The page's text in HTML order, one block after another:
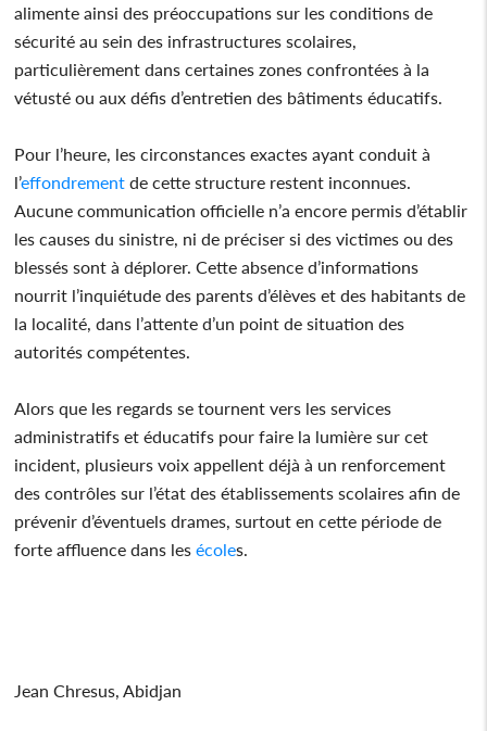
alimente ainsi des préoccupations sur les conditions de
sécurité au sein des infrastructures scolaires,
particulièrement dans certaines zones confrontées à la
vétusté ou aux défis d’entretien des bâtiments éducatifs.
Pour l’heure, les circonstances exactes ayant conduit à
l’effondrement de cette structure restent inconnues.
Aucune communication officielle n’a encore permis d’établir
les causes du sinistre, ni de préciser si des victimes ou des
blessés sont à déplorer. Cette absence d’informations
nourrit l’inquiétude des parents d’élèves et des habitants de
la localité, dans l’attente d’un point de situation des
autorités compétentes.
Alors que les regards se tournent vers les services
administratifs et éducatifs pour faire la lumière sur cet
incident, plusieurs voix appellent déjà à un renforcement
des contrôles sur l’état des établissements scolaires afin de
prévenir d’éventuels drames, surtout en cette période de
forte affluence dans lesécoles.
Jean Chresus, Abidjan